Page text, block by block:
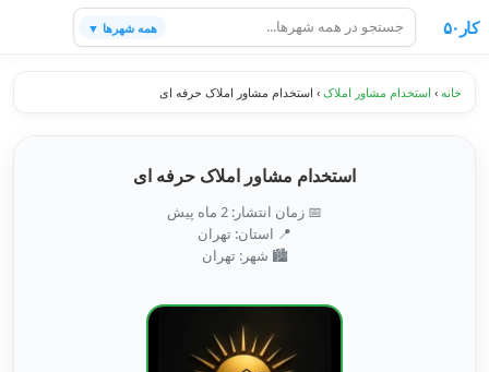
کار۵۰ همه شهرها ▼
خانه › استخدام مشاور املاک › استخدام مشاور املاک حرفه ای
استخدام مشاور املاک حرفه ای
📅 زمان انتشار: 2 ماه پیش
📍 استان: تهران
🏙️ شهر: تهران